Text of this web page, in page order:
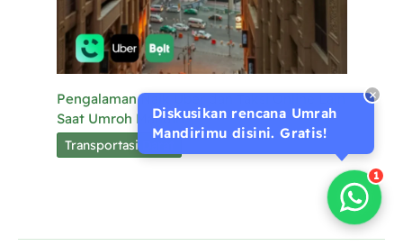
Pengalaman Naik Uber dan Taksi Online Lain
Saat Umroh Mandiri
Transportasi Darat
1
Diskusikan rencana Umrah
Mandirimu disini. Gratis!